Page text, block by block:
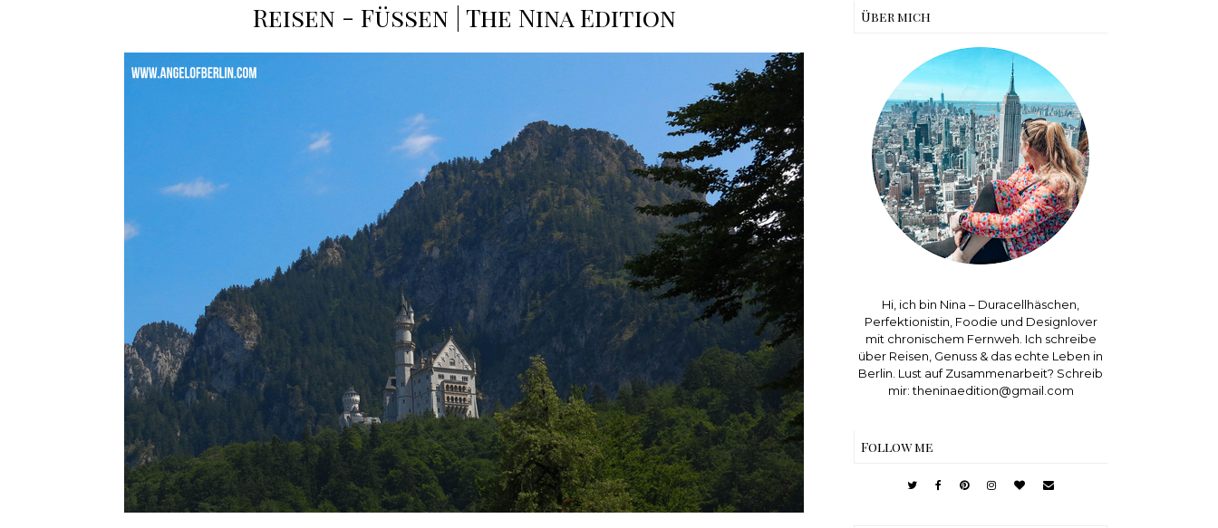
Reisen - Füssen | The Nina Edition Über mich
Hi, ich bin Nina – Duracellhäschen,
Perfektionistin, Foodie und Designlover
mit chronischem Fernweh. Ich schreibe
über Reisen, Genuss & das echte Leben in
Berlin. Lust auf Zusammenarbeit? Schreib
mir: theninaedition@gmail.com
Follow me